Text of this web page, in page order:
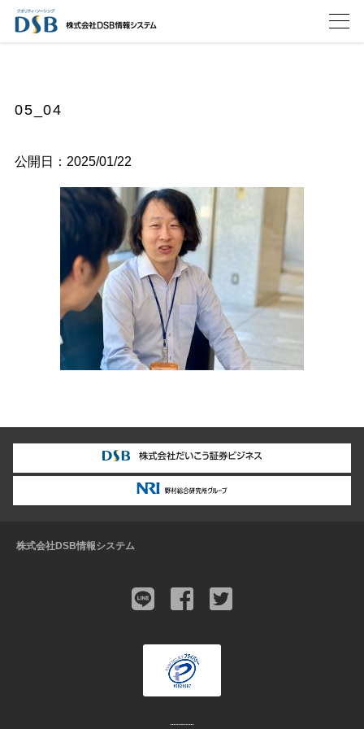
05_04
公開日：2025/01/22
株式会社DSB情報システム